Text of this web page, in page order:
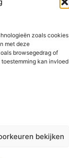
zoals cookies
met deze
browsegedrag of
kan invloed
bekijken